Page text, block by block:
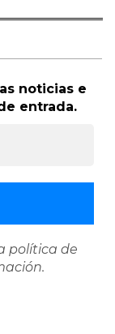
noticias e
entrada.
política de